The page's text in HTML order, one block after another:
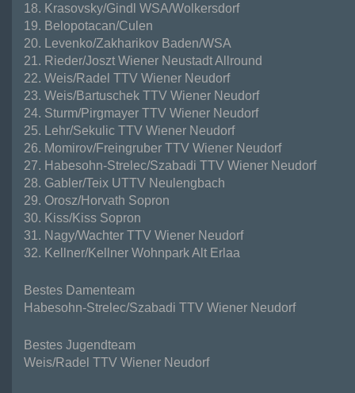
18. Krasovsky/Gindl WSA/Wolkersdorf
19. Belopotacan/Culen
20. Levenko/Zakharikov Baden/WSA
21. Rieder/Joszt Wiener Neustadt Allround
22. Weis/Radel TTV Wiener Neudorf
23. Weis/Bartuschek TTV Wiener Neudorf
24. Sturm/Pirgmayer TTV Wiener Neudorf
25. Lehr/Sekulic TTV Wiener Neudorf
26. Momirov/Freingruber TTV Wiener Neudorf
27. Habesohn-Strelec/Szabadi TTV Wiener Neudorf
28. Gabler/Teix UTTV Neulengbach
29. Orosz/Horvath Sopron
30. Kiss/Kiss Sopron
31. Nagy/Wachter TTV Wiener Neudorf
32. Kellner/Kellner Wohnpark Alt Erlaa
Bestes Damenteam
Habesohn-Strelec/Szabadi TTV Wiener Neudorf
Bestes Jugendteam
Weis/Radel TTV Wiener Neudorf